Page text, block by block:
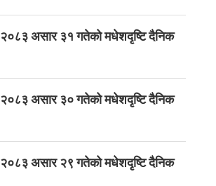
२०८३ असार ३१ गतेको मधेशदृष्टि दैनिक
२०८३ असार ३० गतेको मधेशदृष्टि दैनिक
२०८३ असार २९ गतेको मधेशदृष्टि दैनिक